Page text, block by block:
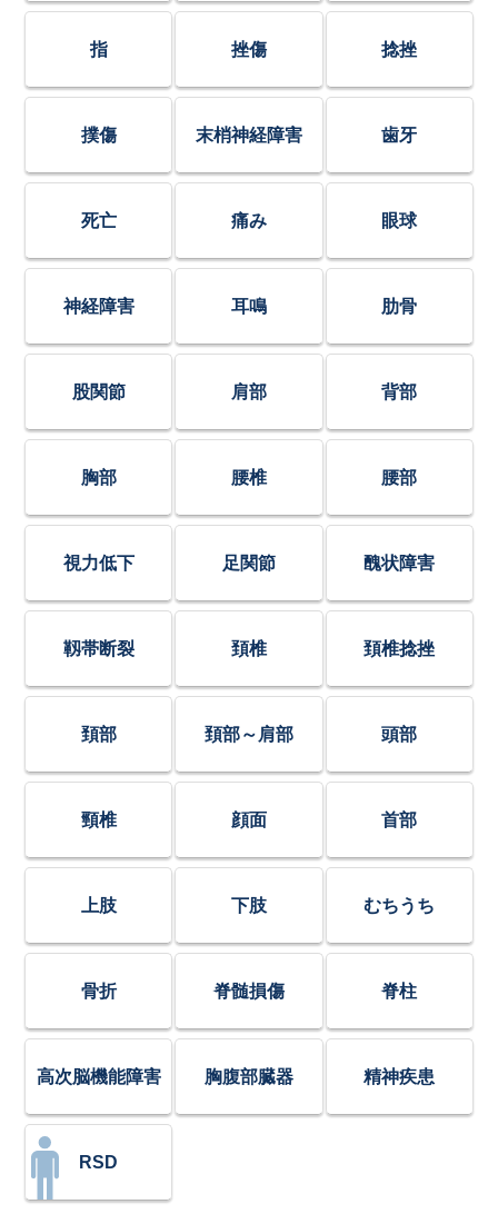
指 挫傷 捻挫
撲傷 末梢神経障害 歯牙
死亡 痛み 眼球
神経障害 耳鳴 肋骨
股関節 肩部 背部
胸部 腰椎 腰部
視力低下 足関節 醜状障害
靱帯断裂 頚椎 頚椎捻挫
頚部 頚部～肩部 頭部
頸椎 顔面 首部
上肢 下肢 むちうち
骨折 脊髄損傷 脊柱
高次脳機能障害 胸腹部臓器 精神疾患
RSD